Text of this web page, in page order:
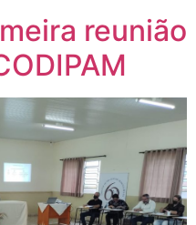
reunião